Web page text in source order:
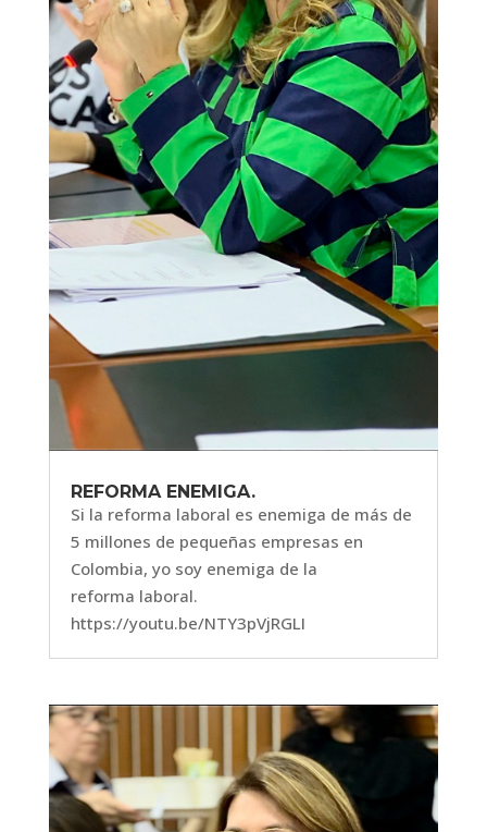
REFORMA ENEMIGA.
Si la reforma laboral es enemiga de más de
5 millones de pequeñas empresas en
Colombia, yo soy enemiga de la
reforma laboral.
https://youtu.be/NTY3pVjRGLI